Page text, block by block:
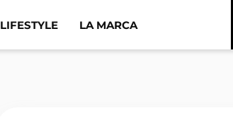
LIFESTYLE LA MARCA